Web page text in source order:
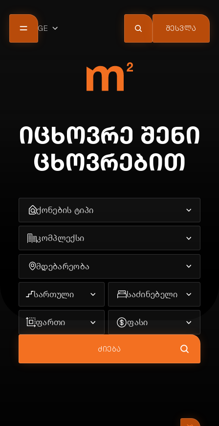
GE ᲨᲔᲡᲕᲚᲐ
ᲘᲪᲮᲝᲕᲠᲔ ᲨᲔᲜᲘ
ᲪᲮᲝᲕᲠᲔᲑᲘᲗ
ქონების ტიპი
მდებარეობა
კომპლექსი
სართული საძინებელი
ფართი ფასი
ᲫᲘᲔᲑᲐ